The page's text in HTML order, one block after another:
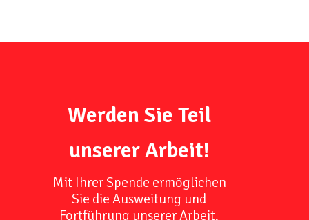
Werden Sie Teil
unserer Arbeit!
Mit Ihrer Spende ermöglichen
Sie die Ausweitung und
Fortführung unserer Arbeit,